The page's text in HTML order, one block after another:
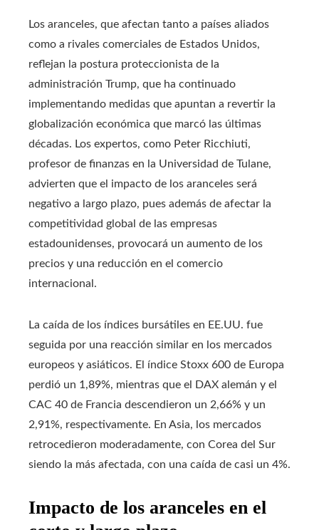
Los aranceles, que afectan tanto a países aliados
como a rivales comerciales de Estados Unidos,
reflejan la postura proteccionista de la
administración Trump, que ha continuado
implementando medidas que apuntan a revertir la
globalización económica que marcó las últimas
décadas. Los expertos, como Peter Ricchiuti,
profesor de finanzas en la Universidad de Tulane,
advierten que el impacto de los aranceles será
negativo a largo plazo, pues además de afectar la
competitividad global de las empresas
estadounidenses, provocará un aumento de los
precios y una reducción en el comercio
internacional.
La caída de los índices bursátiles en EE.UU. fue
seguida por una reacción similar en los mercados
europeos y asiáticos. El índice Stoxx 600 de Europa
perdió un 1,89%, mientras que el DAX alemán y el
CAC 40 de Francia descendieron un 2,66% y un
2,91%, respectivamente. En Asia, los mercados
retrocedieron moderadamente, con Corea del Sur
siendo la más afectada, con una caída de casi un 4%.
Impacto de los aranceles en el